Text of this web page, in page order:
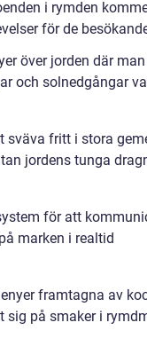
i rymden
för de
över jorden där
och solnedgångar
sväva fritt i stora
jordens tunga
för att
marken i realtid
framtagna av
sig på smaker i